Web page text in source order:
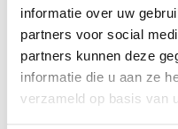
informatie over uw
partners voor social
partners kunnen deze
informatie die u aan ze
verzameld op basis van